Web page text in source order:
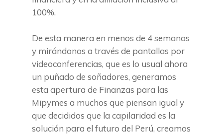
100%.
De esta manera en menos de 4 semanas
y mirándonos a través de pantallas por
videoconferencias, que es lo usual ahora
un puñado de soñadores, generamos
esta apertura de Finanzas para las
Mipymes a muchos que piensan igual y
que decididos que la capilaridad es la
solución para el futuro del Perú, creamos